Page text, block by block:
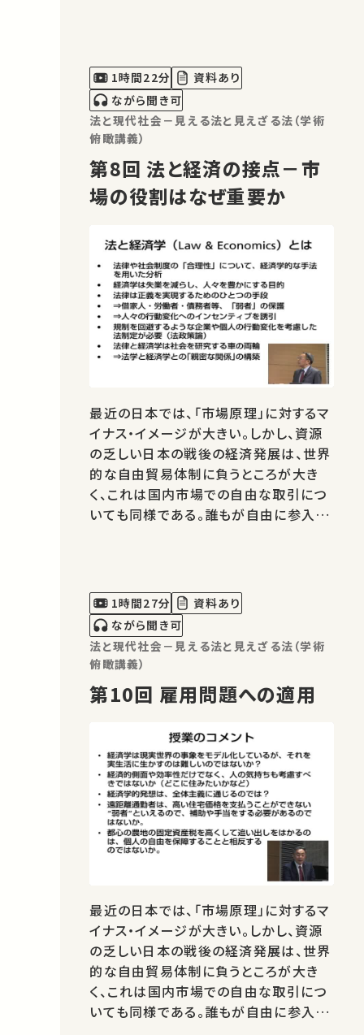
考え方を、地球環境問題や住宅・都市問
題、および雇用問題に適用する。具体…
1時間22分
資料あり
ながら聞き可
法と現代社会－見える法と見えざる法（学術
俯瞰講義）
第8回 法と経済の接点－市
場の役割はなぜ重要か
最近の日本では、「市場原理」に対するマ
イナス・イメージが大きい。しかし、資源
の乏しい日本の戦後の経済発展は、世界
的な自由貿易体制に負うところが大き
く、これは国内市場での自由な取引につ
いても同様である。誰もが自由に参入で
考え方を、地球環境問題や住宅・都市問
題、および雇用問題に適用する。具体…
1時間27分
資料あり
ながら聞き可
法と現代社会－見える法と見えざる法（学術
俯瞰講義）
第10回 雇用問題への適用
最近の日本では、「市場原理」に対するマ
イナス・イメージが大きい。しかし、資源
の乏しい日本の戦後の経済発展は、世界
的な自由貿易体制に負うところが大き
く、これは国内市場での自由な取引につ
いても同様である。誰もが自由に参入で